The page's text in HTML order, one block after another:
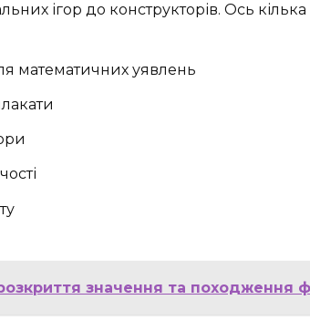
ігор до конструкторів. Ось
математичних уявлень
значення та походження